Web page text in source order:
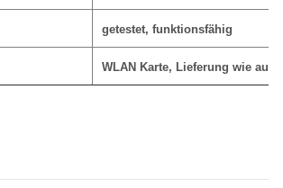
getestet, funktionsfähig
WLAN Karte, Lieferung wie auf